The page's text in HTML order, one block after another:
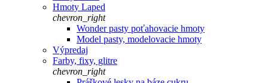
Hmoty Laped
chevron_right
Wonder pasty poťahovacie hmoty
Model pasty, modelovacie hmoty
Výpredaj
Farby, fixy, glitre
chevron_right